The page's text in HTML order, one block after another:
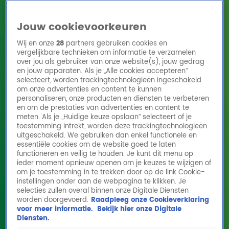
HomeActiesRadioshows DJ'sRadio 10 zendersHitlijsten
Radio luisteren
Volg Radio 10
Zoeken
HomeOnline Radio LuisterenActiesShowsAlle zenders
Dj's eten iets 80's! 'Heb je me nou
hondenvoer gegeven?'
19 mrt 2025, 13:43
Jouw cookievoorkeuren
Wij en onze28 partners gebruiken cookies en
vergelijkbare technieken om informatie te verzamelen
over jou als gebruiker van onze website(s), jouw gedrag
en jouw apparaten. Als je „Alle cookies accepteren”
selecteert, worden trackingtechnologieën ingeschakeld
om onze advertenties en content te kunnen
personaliseren, onze producten en diensten te verbeteren
en om de prestaties van advertenties en content te
meten. Als je „Huidige keuze opslaan” selecteert of je
toestemming intrekt, worden deze trackingtechnologieën
uitgeschakeld. We gebruiken dan enkel functionele en
essentiële cookies om de website goed te laten
functioneren en veilig te houden. Je kunt dit menu op
ieder moment opnieuw openen om je keuzes te wijzigen of
om je toestemming in te trekken door op de link Cookie-
instellingen onder aan de webpagina te klikken. Je
selecties zullen overal binnen onze Digitale Diensten
worden doorgevoerd. Raadpleeg onze Cookieverklaring
voor meer informatie. Bekijk hier onze Digitale
Diensten.